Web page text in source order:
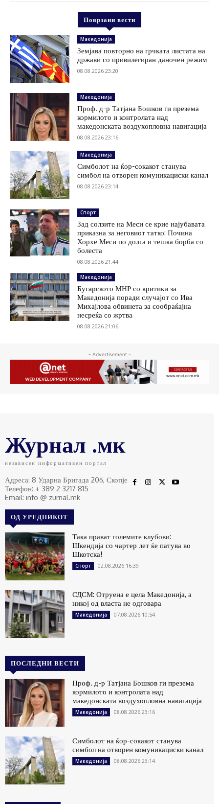
Поврзани вести
Македонија
Земјава повторно на грчката листата на
држави со привилегиран даночен режим
08.08.2026 23:20
Македонија
Проф. д-р Татјана Бошков ги презема
кормилото и контролата над
македонската воздухопловна навигација
08.08.2026 23:16
Македонија
Симболот на ќор-сокакот станува
симбол на отворен комуникациски канал
08.08.2026 23:14
Спорт
Зад солзите на Меси се крие најубавата
приказна за неговиот татко: Почина
Хорхе Меси по долга и тешка борба со
болеста
08.08.2026 21:44
Македонија
Бугарското МНР со критики за
Македонија поради случајот со Ива
Михајлова обвинета за сообраќајна
несреќа со жртва
08.08.2026 21:06
- Advertisement -
Журнал .мк
независен информативен портал
Адреса: 8 Ударна Бригада 20б, Скопје
Телефон: + 389 2 3217 815
Email: info @ zurnal.mk
ОД УРЕДНИКОТ
Така прават големите клубови:
Шкендија со чартер лет ќе патува во
Шкотска!
Спорт 02.08.2026 16:39
СДСМ: Отруена е цела Македонија, а
никој од власта не одговара
Македонија 07.08.2026 10:54
ПОСЛЕДНИ ВЕСТИ
Проф. д-р Татјана Бошков ги презема
кормилото и контролата над
македонската воздухопловна навигација
Македонија 08.08.2026 23:16
Симболот на ќор-сокакот станува
симбол на отворен комуникациски канал
Македонија 08.08.2026 23:14